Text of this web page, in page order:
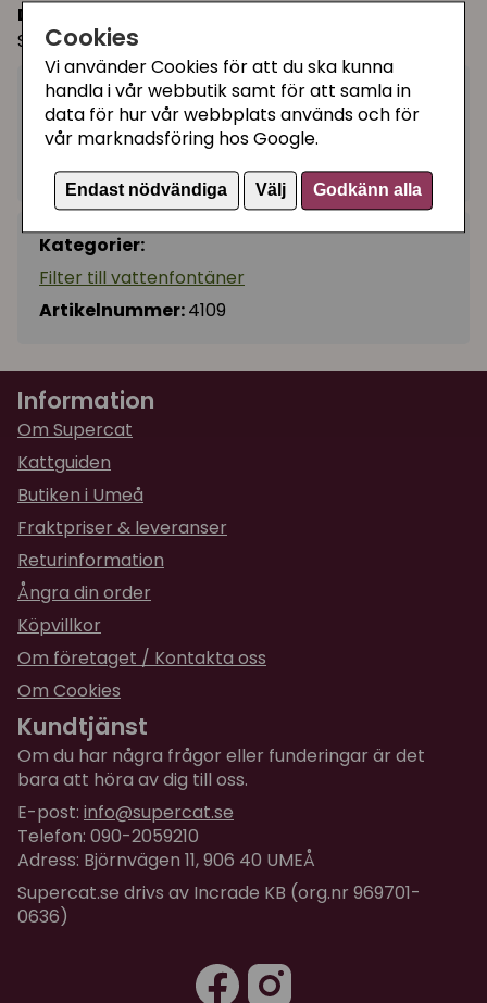
Cookies
Vi använder Cookies för att du ska kunna
handla i vår webbutik samt för att samla in
data för hur vår webbplats används och för
vår marknadsföring hos Google.
Endast nödvändiga Välj Godkänn alla
Detta filter passar till:
Serentity och Raindrop plastfontän.
139 kr Bevaka
Tillfälligt slut
Kategorier:
Filter till vattenfontäner
Artikelnummer:4109
Information
Om Supercat
Kattguiden
Butiken i Umeå
Fraktpriser & leveranser
Returinformation
Ångra din order
Köpvillkor
Om företaget / Kontakta oss
Om Cookies
Kundtjänst
Om du har några frågor eller funderingar är det
bara att höra av dig till oss.
E-post: info@supercat.se
Telefon: 090-2059210
Adress: Björnvägen 11, 906 40 UMEÅ
Supercat.se drivs av Incrade KB (org.nr 969701-
0636)